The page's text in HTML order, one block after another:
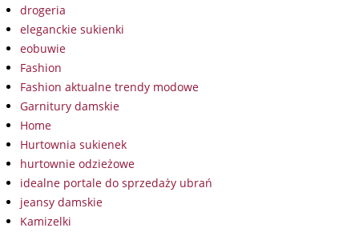
drogeria
eleganckie sukienki
eobuwie
Fashion
Fashion aktualne trendy modowe
Garnitury damskie
Home
Hurtownia sukienek
hurtownie odzieżowe
idealne portale do sprzedaży ubrań
jeansy damskie
Kamizelki